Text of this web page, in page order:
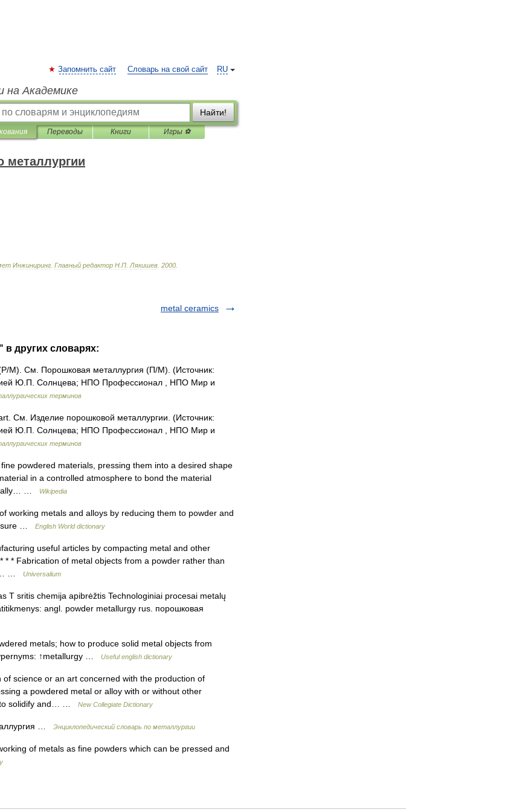
RU
Запомнить сайт Словарь на свой сайт
на Академике
Найти!
Переводы Книги Игры ⚽
металлургии
Инжиниринг Главный редактор Н П Лякишев 2000
metal ceramics
в других словарях:
M). См. Порошковая металлургия (П/М). (Источник:
Ю.П. Солнцева; НПО Профессионал , НПО Мир и
терминов
См. Изделие порошковой металлургии. (Источник:
Ю.П. Солнцева; НПО Профессионал , НПО Мир и
терминов
powdered materials, pressing them into a desired shape
in a controlled atmosphere to bond the material
…
Wikipedia
working metals and alloys by reducing them to powder and
…
English World dictionary
useful articles by compacting metal and other
* Fabrication of metal objects from a powder rather than
…
Universalium
T sritis chemija apibrėžtis Technologiniai procesai metalų
angl. powder metallurgy rus. порошковая
metals; how to produce solid metal objects from
↑metallurgy …
Useful english dictionary
science or an art concerned with the production of
a powdered metal or alloy with or without other
to solidify and… …
New Collegiate Dictionary
… Энциклопедический словарь по металлургии
of metals as fine powders which can be pressed and